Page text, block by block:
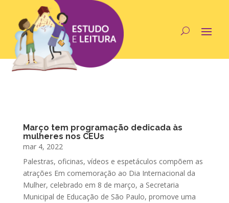
Março tem programação dedicada às
mulheres nos CEUs
mar 4, 2022
Palestras, oficinas, vídeos e espetáculos compõem as
atrações Em comemoração ao Dia Internacional da
Mulher, celebrado em 8 de março, a Secretaria
Municipal de Educação de São Paulo, promove uma